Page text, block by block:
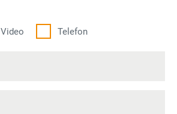
Video Telefon